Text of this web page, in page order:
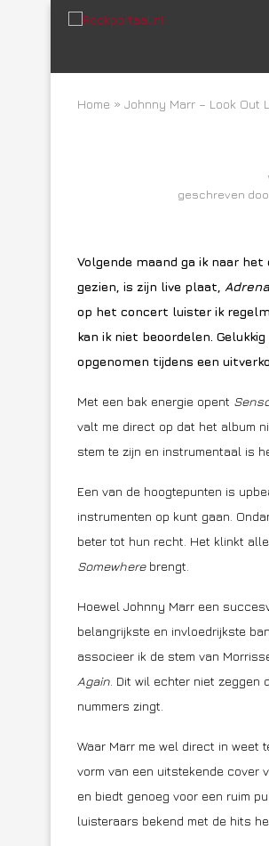
Home » Johnny Marr – Look Out
geschreven
Volgende maand ga ik naar
gezien, is zijn live plaat,
op het concert luister ik
kan ik niet beoordelen.
opgenomen tijdens een
Met een bak energie opent
valt me direct op dat het album
stem te zijn en instrumentaal is
Een van de hoogtepunten is
instrumenten op kunt gaan.
beter tot hun recht. Het klinkt
Somewherebrengt.
Hoewel Johnny Marr een
belangrijkste en invloedrijkste
associeer ik de stem van
Again . Dit wil echter niet
nummers zingt.
Waar Marr me wel direct in weet
vorm van een uitstekende cover
en biedt genoeg voor een ruim
luisteraars bekend met de hits